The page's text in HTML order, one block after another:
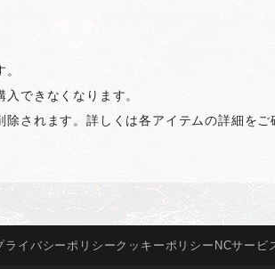
できなくなります。
されます。詳しくは各アイテムの詳細をご
ライバシーポリシークッキー ポリシー NCサービ